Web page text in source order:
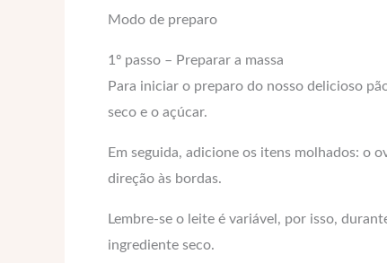
Modo de preparo
1º passo – Preparar a massa
Para iniciar o preparo do nosso delicioso
seco e o açúcar.
Em seguida, adicione os itens molhados: o
direção às bordas.
Lembre-se o leite é variável, por isso,
ingrediente seco.